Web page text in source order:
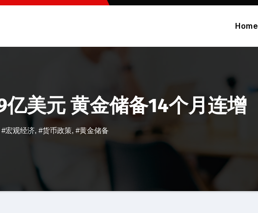
Home
美元 黄金储备14个月连增
#宏观经济, #货币政策, #黄金储备